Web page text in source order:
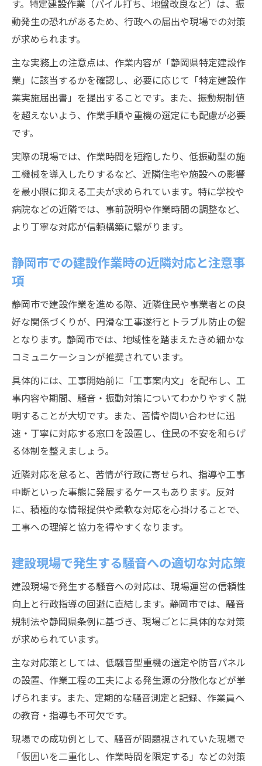
す。特定建設作業（パイル打ち、地盤改良など）は、振
動発生の恐れがあるため、行政への届出や現場での対策
が求められます。
主な実務上の注意点は、作業内容が「静岡県特定建設作
業」に該当するかを確認し、必要に応じて「特定建設作
業実施届出書」を提出することです。また、振動規制値
を超えないよう、作業手順や重機の選定にも配慮が必要
です。
実際の現場では、作業時間を短縮したり、低振動型の施
工機械を導入したりするなど、近隣住宅や施設への影響
を最小限に抑える工夫が求められています。特に学校や
病院などの近隣では、事前説明や作業時間の調整など、
より丁寧な対応が信頼構築に繋がります。
静岡市での建設作業時の近隣対応と注意事
項
静岡市で建設作業を進める際、近隣住民や事業者との良
好な関係づくりが、円滑な工事遂行とトラブル防止の鍵
となります。静岡市では、地域性を踏まえたきめ細かな
コミュニケーションが推奨されています。
具体的には、工事開始前に「工事案内文」を配布し、工
事内容や期間、騒音・振動対策についてわかりやすく説
明することが大切です。また、苦情や問い合わせに迅
速・丁寧に対応する窓口を設置し、住民の不安を和らげ
る体制を整えましょう。
近隣対応を怠ると、苦情が行政に寄せられ、指導や工事
中断といった事態に発展するケースもあります。反対
に、積極的な情報提供や柔軟な対応を心掛けることで、
工事への理解と協力を得やすくなります。
建設現場で発生する騒音への適切な対応策
建設現場で発生する騒音への対応は、現場運営の信頼性
向上と行政指導の回避に直結します。静岡市では、騒音
規制法や静岡県条例に基づき、現場ごとに具体的な対策
が求められています。
主な対応策としては、低騒音型重機の選定や防音パネル
の設置、作業工程の工夫による発生源の分散化などが挙
げられます。また、定期的な騒音測定と記録、作業員へ
の教育・指導も不可欠です。
現場での成功例として、騒音が問題視されていた現場で
「仮囲いを二重化し、作業時間を限定する」などの対策